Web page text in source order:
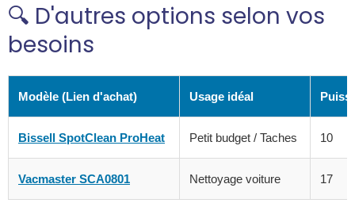
🔍 D'autres options selon vos
besoins
Modèle (Lien d'achat) Usage idéal
Bissell SpotClean ProHeat Petit budget / Taches 10
Vacmaster SCA0801 Nettoyage voiture 17